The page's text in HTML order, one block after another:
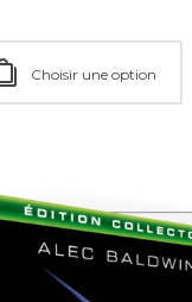
Choisir une option